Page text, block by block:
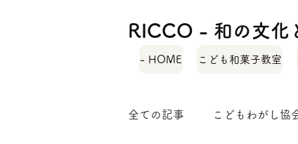
RICCO - 和の文化
- HOME こども和菓子教室
全ての記事 こどもわがし協